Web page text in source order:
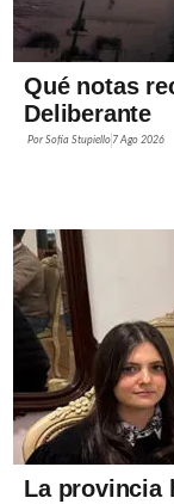
Qué notas
Deliberante
PorSofía Stupiello 7 Ago 2026
La provincia